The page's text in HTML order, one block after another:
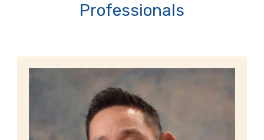
Professionals